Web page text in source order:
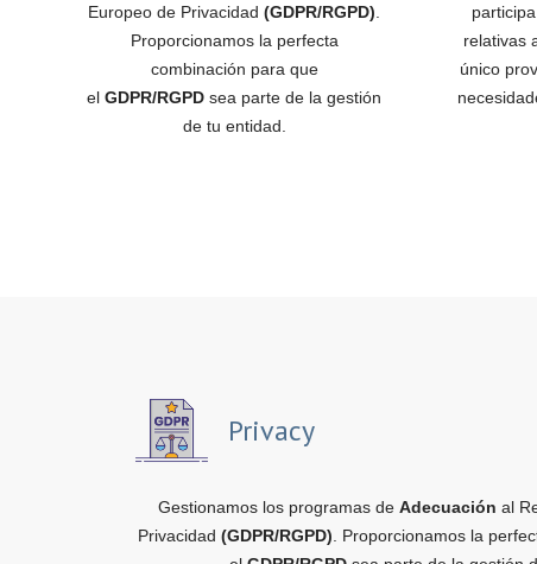
Europeo de Privacidad (GDPR/RGPD)
Proporcionamos la perfecta
combinación para que
el GDPR/RGPD sea parte de la gestión
de tu entidad.
relativas
único
Privacy
Gestionamos los programas de Adecuación al
Privacidad (GDPR/RGPD) . Proporcionamos la